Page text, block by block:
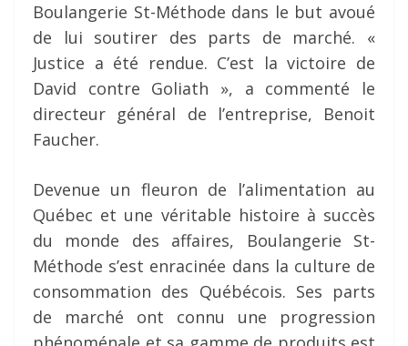
Boulangerie St-Méthode dans le but avoué
de lui soutirer des parts de marché. «
Justice a été rendue. C’est la victoire de
David contre Goliath », a commenté le
directeur général de l’entreprise, Benoit
Faucher.
Devenue un fleuron de l’alimentation au
Québec et une véritable histoire à succès
du monde des affaires, Boulangerie St-
Méthode s’est enracinée dans la culture de
consommation des Québécois. Ses parts
de marché ont connu une progression